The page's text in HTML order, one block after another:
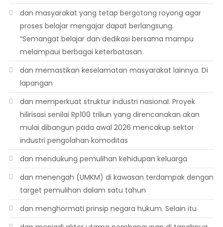
dan masyarakat yang tetap bergotong royong agar
proses belajar mengajar dapat berlangsung.
“Semangat belajar dan dedikasi bersama mampu
melampaui berbagai keterbatasan
dan memastikan keselamatan masyarakat lainnya. Di
lapangan
dan memperkuat struktur industri nasional. Proyek
hilirisasi senilai Rp100 triliun yang direncanakan akan
mulai dibangun pada awal 2026 mencakup sektor
industri pengolahan komoditas
dan mendukung pemulihan kehidupan keluarga
dan menengah (UMKM) di kawasan terdampak dengan
target pemulihan dalam satu tahun
dan menghormati prinsip negara hukum. Selain itu